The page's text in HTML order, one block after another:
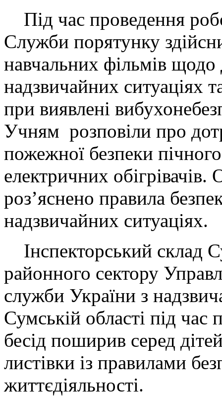
Під час проведення
Служби порятунку
навчальних фільмів щодо
надзвичайних ситуаціях
при виявлені
Учням розповіли про
пожежної безпеки
електричних
роз’яснено правила
надзвичайних ситуаціях.
Інспекторський склад
районного сектору
служби України з
Сумській області під час
бесід поширив серед
листівки із правилами
життєдіяльності.